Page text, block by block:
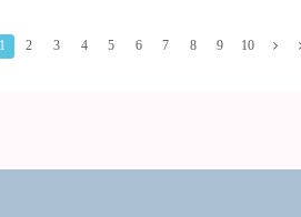
1 2 3 4 5 6 7 8 9 10